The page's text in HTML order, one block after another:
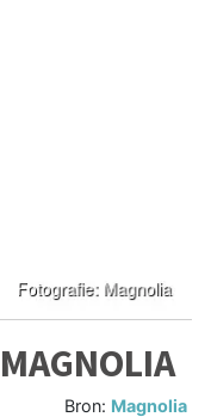
Bron: Magnolia